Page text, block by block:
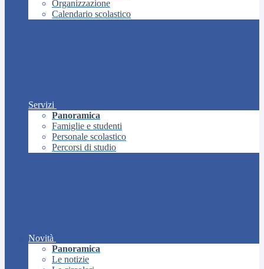
Organizzazione
Calendario scolastico
Servizi
Panoramica
Famiglie e studenti
Personale scolastico
Percorsi di studio
Novità
Panoramica
Le notizie